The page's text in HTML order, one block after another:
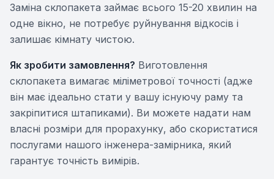
Заміна склопакета займає всього 15-20 хвилин на
одне вікно, не потребує руйнування відкосів і
залишає кімнату чистою.
Як зробити замовлення? Виготовлення
склопакета вимагає міліметрової точності (адже
він має ідеально стати у вашу існуючу раму та
закріпитися штапиками). Ви можете надати нам
власні розміри для прорахунку, або скористатися
послугами нашого інженера-замірника, який
гарантує точність вимірів.